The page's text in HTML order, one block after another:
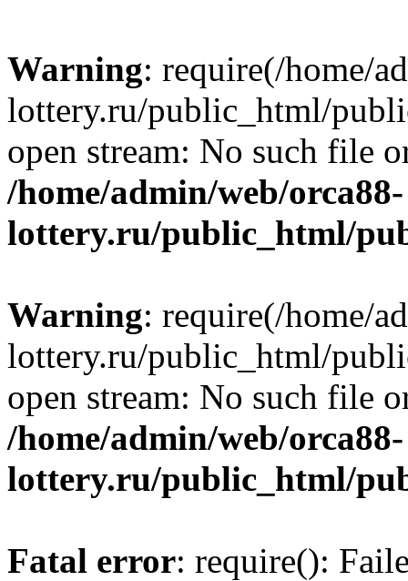
Warning: require(/home/
lottery.ru/public_html/
open stream: No such file
/home/admin/web/orca88-
lottery.ru/public_html/
Warning: require(/home/
lottery.ru/public_html/
open stream: No such file
/home/admin/web/orca88-
lottery.ru/public_html/
Fatal error: require():